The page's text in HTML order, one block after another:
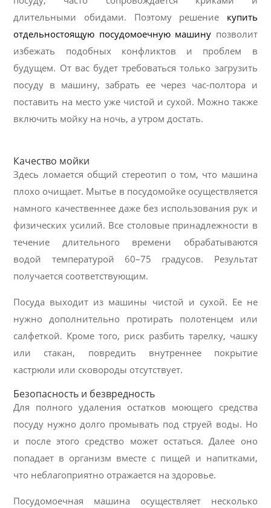
длительными обидами. Поэтому решение купить
отдельностоящую посудомоечную машину позволит
избежать подобных конфликтов и проблем в
будущем. От вас будет требоваться только загрузить
посуду в машину, забрать ее через час-полтора и
поставить на место уже чистой и сухой. Можно также
включить мойку на ночь, а утром достать.
Качество мойки
Здесь ломается общий стереотип о том, что машина
плохо очищает. Мытье в посудомойке осуществляется
намного качественнее даже без использования рук и
физических усилий. Все столовые принадлежности в
течение длительного времени обрабатываются
водой температурой 60–75 градусов. Результат
получается соответствующим.
Посуда выходит из машины чистой и сухой. Ее не
нужно дополнительно протирать полотенцем или
салфеткой. Кроме того, риск разбить тарелку, чашку
или стакан, повредить внутреннее покрытие
кастрюли или сковороды отсутствует.
Безопасность и безвредность
Для полного удаления остатков моющего средства
посуду нужно долго промывать под струей воды. Но
и после этого средство может остаться. Далее оно
попадает в организм вместе с пищей и напитками,
что неблагоприятно отражается на здоровье.
Посудомоечная машина осуществляет несколько